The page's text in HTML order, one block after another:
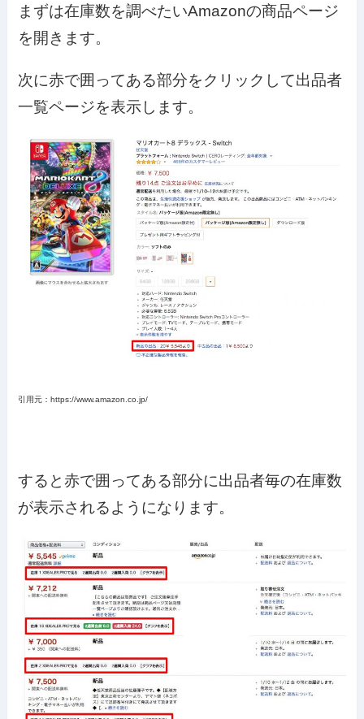
まずは在庫数を調べたいAmazonの商品ページ
を開きます。
次に赤で囲ってある部分をクリックして出品者
一覧ページを表示します。
引用元：https://www.amazon.co.jp/
すると赤で囲ってある部分に出品者毎の在庫数
が表示されるようになります。